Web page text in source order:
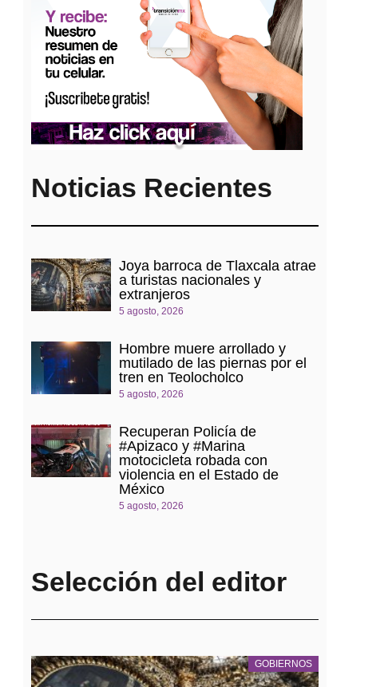
Noticias Recientes
Joya barroca de Tlaxcala atrae
a turistas nacionales y
extranjeros
5 agosto, 2026
Hombre muere arrollado y
mutilado de las piernas por el
tren en Teolocholco
5 agosto, 2026
Recuperan Policía de
#Apizaco y #Marina
motocicleta robada con
violencia en el Estado de
México
5 agosto, 2026
Selección del editor
GOBIERNOS